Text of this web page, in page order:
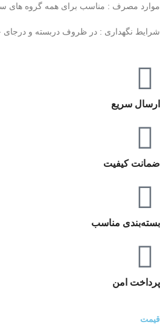
موارد مصرف : مناسب برای همه گروه های
شرایط نگهداری : در ظروف دربسته و
ارسال سریع
ضمانت کیفیت
بسته‌بندی مناسب
پرداخت امن
قیمت